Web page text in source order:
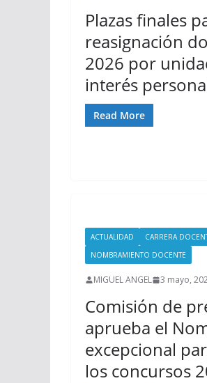
Plazas finales
reasignación
2026 por
interés
Read More
ACTUALIDAD
CARRERA
NOMBRAMIENTO DOCENTE
MIGUEL ANGEL 3 mayo,
Comisión de
aprueba el
excepcional
los concursos